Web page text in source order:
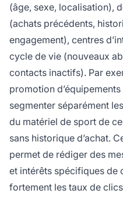
(âge, sexe, localisation),
(achats précédents,
engagement), centres
cycle de vie (nouveaux
contacts inactifs). Par
promotion
segmenter séparément
du matériel de sport de
sans historique d’achat.
permet de rédiger des
et intérêts spécifiques de
fortement les taux de